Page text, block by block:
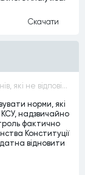
Скачати
Суди не мають застосовувати положення законів, які не відповідають Конституції, незалежно від того, чи визнавалися вони Конституційним Судом України неконституційними, тобто закони, що суперечать Конституції України не можуть застосовуватися навіть у випадках, коли вони є чинними
норми, які
КСУ, надзвичайно
фактично
Конституції
відновити